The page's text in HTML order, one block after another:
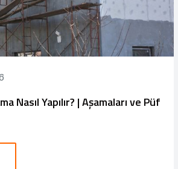
Nasıl Yapılır? | Aşamaları ve Püf